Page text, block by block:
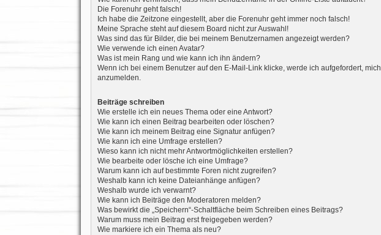
Die Forenuhr geht falsch!
Ich habe die Zeitzone eingestellt, aber die Forenuhr geht immer noch falsch!
Meine Sprache steht auf diesem Board nicht zur Auswahl!
Was sind das für Bilder, die bei meinem Benutzernamen angezeigt werden?
Wie verwende ich einen Avatar?
Was ist mein Rang und wie kann ich ihn ändern?
Wenn ich bei einem Benutzer auf den E-Mail-Link klicke, werde ich aufgefordert, mich
anzumelden.
Beiträge schreiben
Wie erstelle ich ein neues Thema oder eine Antwort?
Wie kann ich einen Beitrag bearbeiten oder löschen?
Wie kann ich meinem Beitrag eine Signatur anfügen?
Wie kann ich eine Umfrage erstellen?
Wieso kann ich nicht mehr Antwortmöglichkeiten erstellen?
Wie bearbeite oder lösche ich eine Umfrage?
Warum kann ich auf bestimmte Foren nicht zugreifen?
Weshalb kann ich keine Dateianhänge anfügen?
Weshalb wurde ich verwarnt?
Wie kann ich Beiträge den Moderatoren melden?
Was bewirkt die „Speichern“-Schaltfläche beim Schreiben eines Beitrags?
Warum muss mein Beitrag erst freigegeben werden?
Wie markiere ich ein Thema als neu?